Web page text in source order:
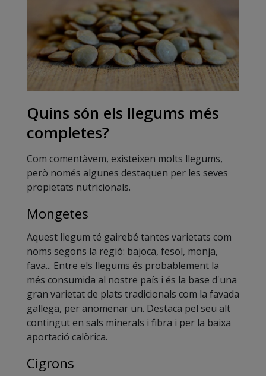
Quins són els llegums més
completes?
Com comentàvem, existeixen molts llegums,
però només algunes destaquen per les seves
propietats nutricionals.
Mongetes
Aquest llegum té gairebé tantes varietats com
noms segons la regió: bajoca, fesol, monja,
fava... Entre els llegums és probablement la
més consumida al nostre país i és la base d'una
gran varietat de plats tradicionals com la favada
gallega, per anomenar un. Destaca pel seu alt
contingut en sals minerals i fibra i per la baixa
aportació calòrica.
Cigrons